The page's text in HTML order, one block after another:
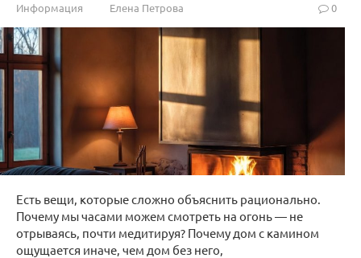
Информация Елена Петрова 0
Есть вещи, которые сложно объяснить рационально.
Почему мы часами можем смотреть на огонь — не
отрываясь, почти медитируя? Почему дом с камином
ощущается иначе, чем дом без него,